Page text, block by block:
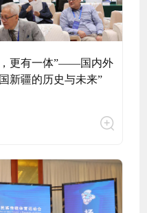
更有一体”——国内外
新疆的历史与未来”